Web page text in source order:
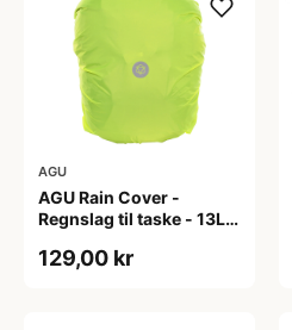
AGU
AGU Rain Cover -
Regnslag til taske - 13L -
129,00 kr